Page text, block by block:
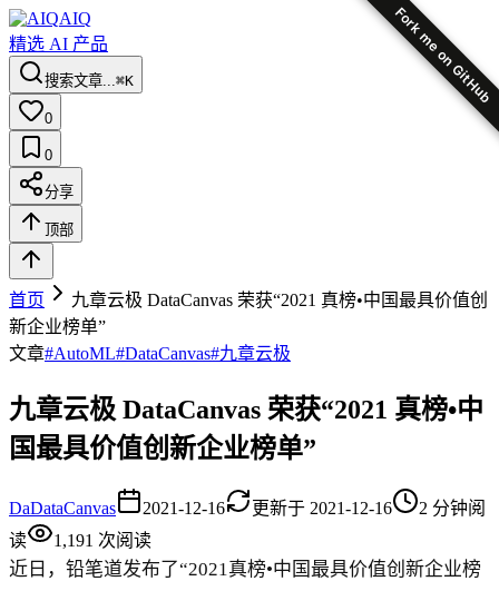
Fork me on GitHub
AIQ
精选 AI 产品
搜索文章...⌘K
0
0
分享
顶部
首页
九章云极 DataCanvas 荣获“2021 真榜•中国最具价值创
新企业榜单”
文章#AutoML#DataCanvas#九章云极
九章云极 DataCanvas 荣获“2021 真榜•中
国最具价值创新企业榜单”
DaDataCanvas 2021-12-16 更新于 2021-12-16 2 分钟阅
读
1,191 次阅读
近日，铅笔道发布了“2021真榜•中国最具价值创新企业榜